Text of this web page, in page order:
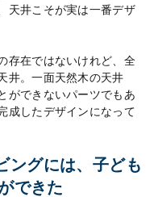
天井こそが実は一番デザ
存在ではないけれど、全
井。一面天然木の天井
ができないパーツでもあ
成したデザインになって
ングには、子ども
できた